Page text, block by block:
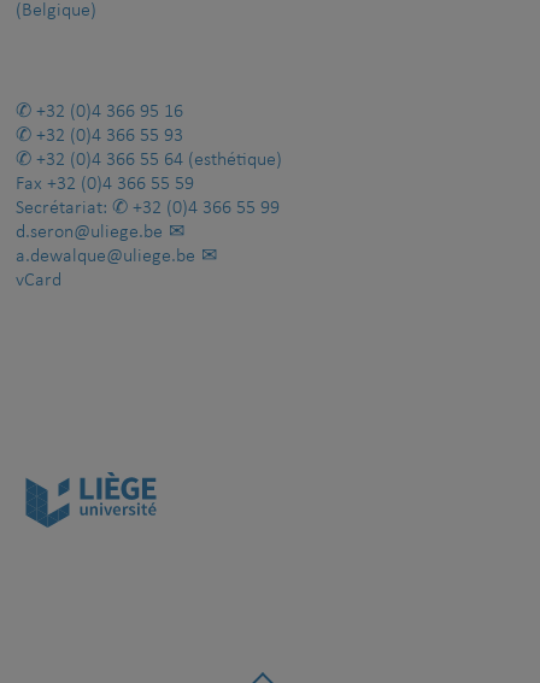
(Belgique)
+32 (0)4 366 95 16
+32 (0)4 366 55 93
+32 (0)4 366 55 64 (esthétique)
Fax +32 (0)4 366 55 59
Secrétariat:
+32 (0)4 366 55 99
d.seron@uliege.be
a.dewalque@uliege.be
vCard